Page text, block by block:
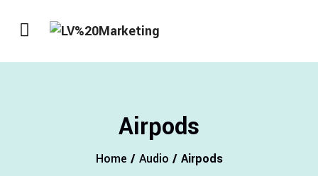
Airpods
Home / Audio / Airpods